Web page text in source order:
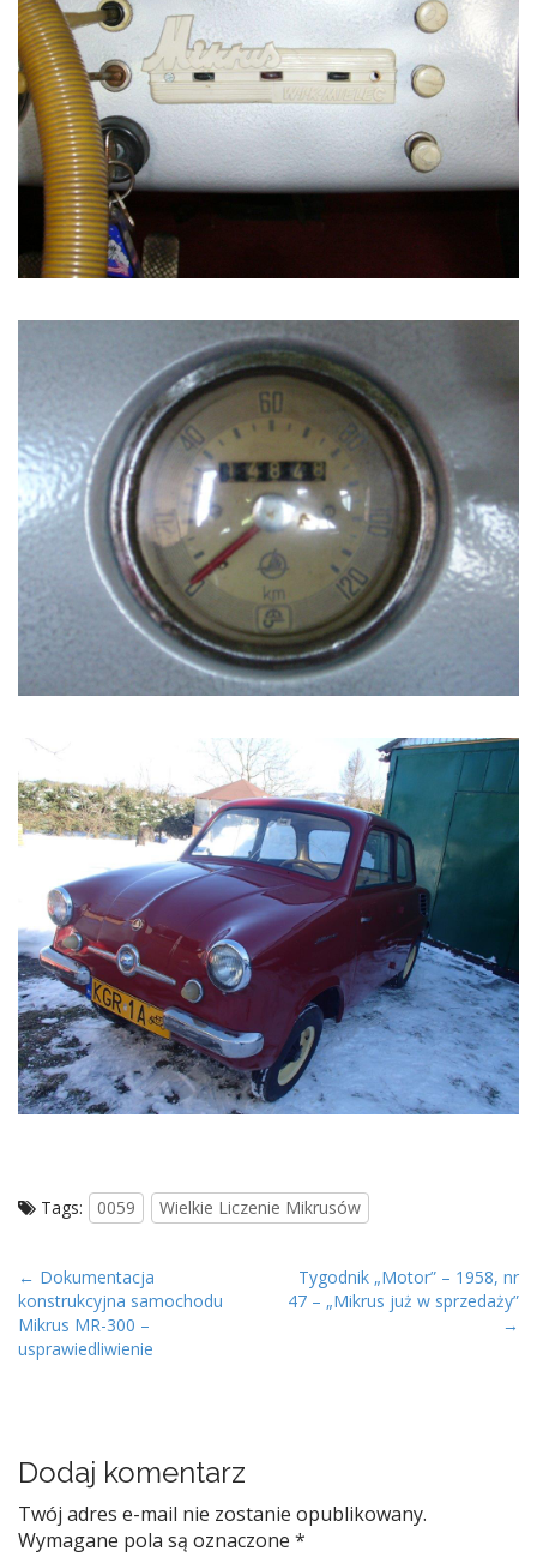
Tags: 0059 Wielkie Liczenie Mikrusów
P
o
s
v
g
← Dokumentacja
konstrukcyjna samochodu
Mikrus MR-300 –
usprawiedliwienie
Tygodnik „Motor” – 1958, nr
47 – „Mikrus już w sprzedaży”
→
Dodaj komentarz
Twój adres e-mail nie zostanie opublikowany.
Wymagane pola są oznaczone *